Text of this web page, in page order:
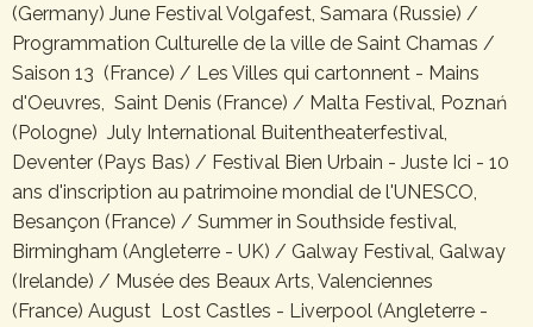
(Germany) June Festival Volgafest, Samara (Russie) /
Programmation Culturelle de la ville de Saint Chamas /
Saison 13 (France) / Les Villes qui cartonnent - Mains
d'Oeuvres, Saint Denis (France) / Malta Festival, Poznań
(Pologne) July International Buitentheaterfestival,
Deventer (Pays Bas) / Festival Bien Urbain - Juste Ici - 10
ans d'inscription au patrimoine mondial de l'UNESCO,
Besançon (France) / Summer in Southside festival,
Birmingham (Angleterre - UK) / Galway Festival, Galway
(Irelande) / Musée des Beaux Arts, Valenciennes
(France) August Lost Castles - Liverpool (Angleterre -